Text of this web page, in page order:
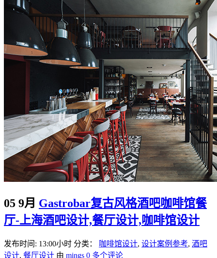
05 9月 Gastrobar复古风格酒吧咖啡馆餐
厅-上海酒吧设计,餐厅设计,咖啡馆设计
发布时间: 13:00小时 分类： 咖啡馆设计, 设计案例参考, 酒吧
设计, 餐厅设计 由 mings 0 多个评论